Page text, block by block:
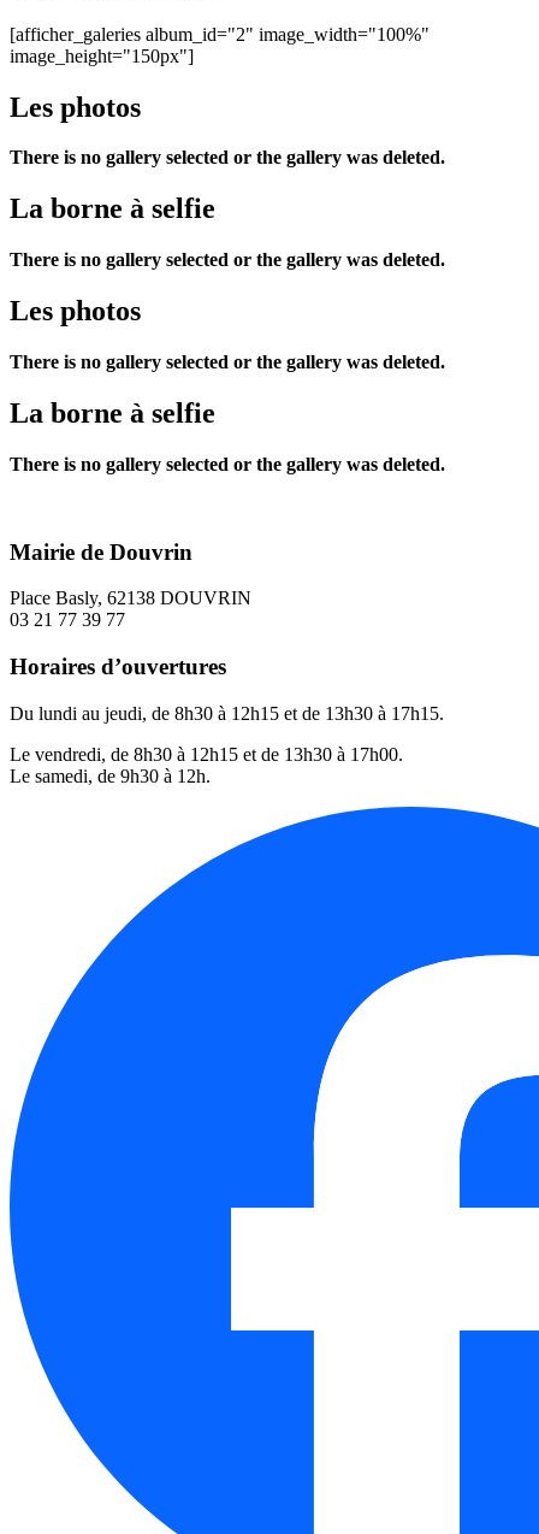
[afficher_galeries album_id="2" image_width="100%"
image_height="150px"]
Les photos
There is no gallery selected or the gallery was deleted.
La borne à selfie
There is no gallery selected or the gallery was deleted.
Les photos
There is no gallery selected or the gallery was deleted.
La borne à selfie
There is no gallery selected or the gallery was deleted.
Mairie de Douvrin
Place Basly, 62138 DOUVRIN
03 21 77 39 77
Horaires d’ouvertures
Du lundi au jeudi, de 8h30 à 12h15 et de 13h30 à 17h15.
Le vendredi, de 8h30 à 12h15 et de 13h30 à 17h00.
Le samedi, de 9h30 à 12h.